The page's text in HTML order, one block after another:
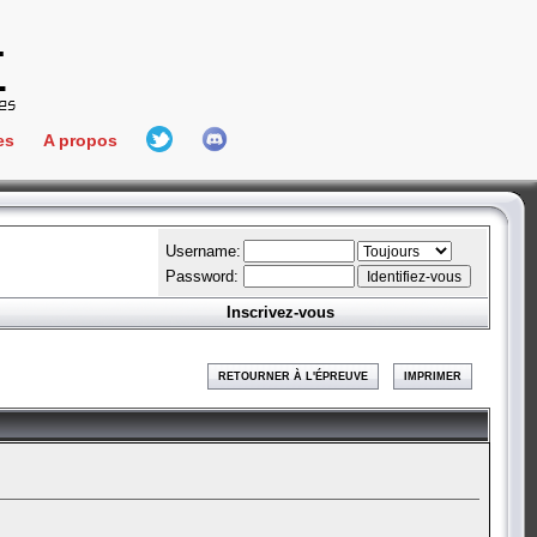
Connect
A propos
L'équipe
Hall Of Fame
Username:
Password:
Inscrivez-vous
RETOURNER À L'ÉPREUVE IMPRIMER